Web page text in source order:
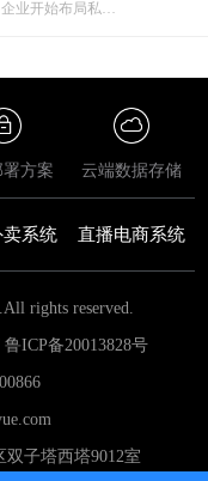
方案 云端数据存储
卖系统 直播电商系统
rights reserved.
ICP备20013828号
子塔西塔9012室